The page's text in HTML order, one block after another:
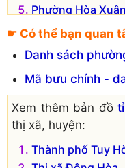
Phường Hòa
Đơn vị hành chính
Thị trấn Hoà Hiệp
Trung
Thị trấn Hoà Vinh
☛ Có thể bạn quan
Danh sách
Mã bưu chính -
Xem thêm bản đồ
thị xã, huyện:
Thành phố Tuy